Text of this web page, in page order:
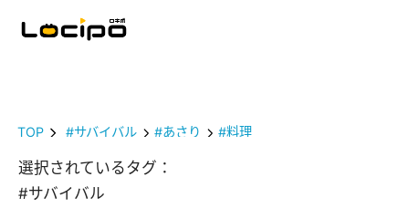
TOP #サバイバル #あさり #料理
選択されているタグ：
#サバイバル